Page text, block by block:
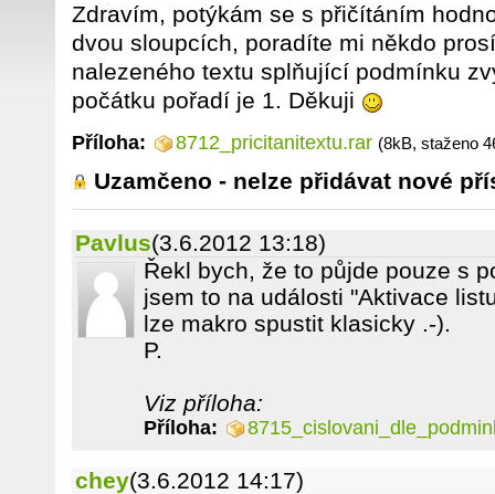
Zdravím, potýkám se s přičítáním
dvou sloupcích, poradíte mi někdo
nalezeného textu splňující podmínku
počátku pořadí je 1. Děkuji
Příloha: 8712_pricitanitextu.rar (8kB, staženo
Uzamčeno - nelze přidávat nové
Pavlus(3.6.2012 13:18)
Řekl bych, že to půjde pouze s
jsem to na události "Aktivace
lze makro spustit klasicky .-).
P.
Viz příloha:
Příloha:
chey(3.6.2012 14:17)